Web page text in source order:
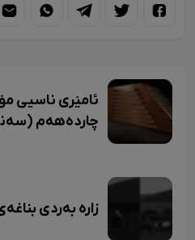
ئامێری ناسیی
چاردەهەم
زاره بەردی